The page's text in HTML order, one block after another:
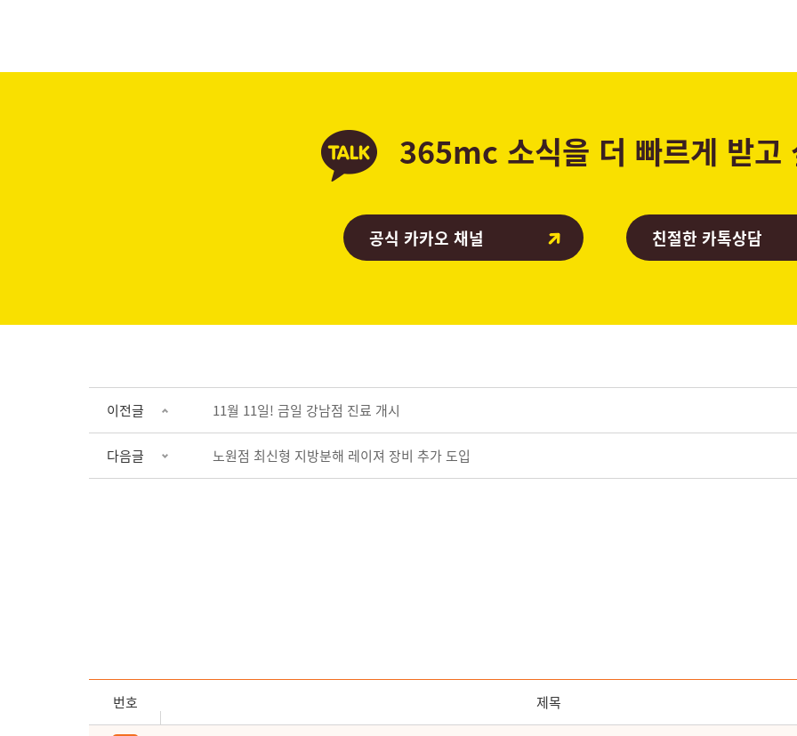
365mc 소식을 더 빠르게 받고
공식 카카오 채널 친절한 카톡상담
이전글 11월 11일! 금일 강남점 진료 개시
다음글 노원점 최신형 지방분해 레이져 장비 추가 도입
번호 제목